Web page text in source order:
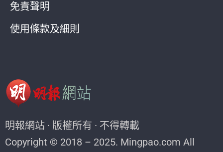
免責聲明
使用條款及細則
明報網站 · 版權所有 · 不得轉載
Copyright © 2018 – 2025. Mingpao.com All